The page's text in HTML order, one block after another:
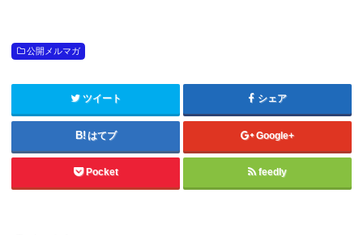
公開メルマガ
ツイート シェア
はてブ Google+
Pocket feedly